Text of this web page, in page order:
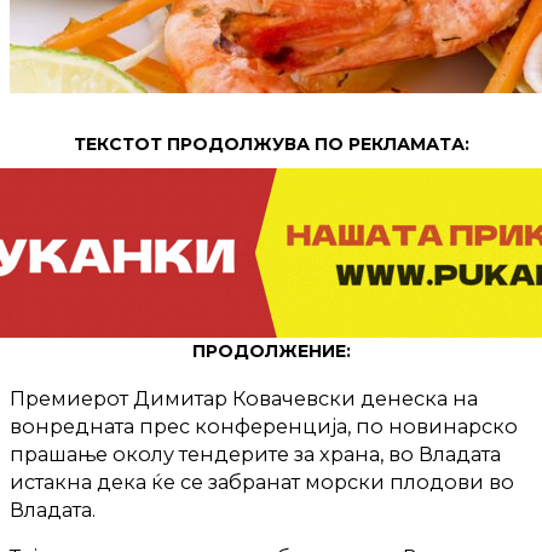
ТЕКСТОТ ПРОДОЛЖУВА ПО РЕКЛАМАТА:
ПРОДОЛЖЕНИЕ:
Премиерот Димитар Ковачевски денеска на
вонредната прес конференција, по новинарско
прашање околу тендерите за храна, во Владата
истакна дека ќе се забранат морски плодови во
Владата.